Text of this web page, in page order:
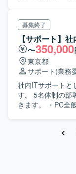
募集終了
【サポート】
〜350,000
東京都
サポート (業務
社内ITサポートと
す。 5名体制の部
きます。 ・PC全般や携帯電話の手配・設定・問い合わせ対
機含） ・
ル・予定表） ・
器の故障、紛失